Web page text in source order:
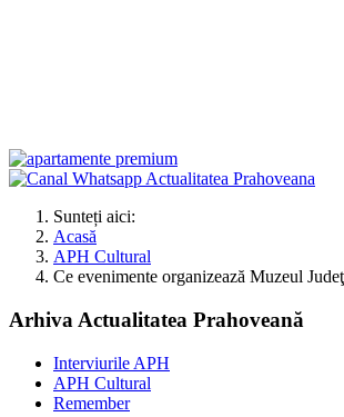
Sunteți aici:
Acasă
APH Cultural
Ce evenimente organizează Muzeul
Arhiva Actualitatea Prahoveană
Interviurile APH
APH Cultural
Remember